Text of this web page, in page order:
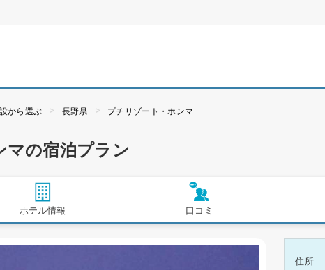
から選ぶ 長野県 プチリゾート・ホンマ
マの宿泊プラン
ホテル情報 口コミ
住所